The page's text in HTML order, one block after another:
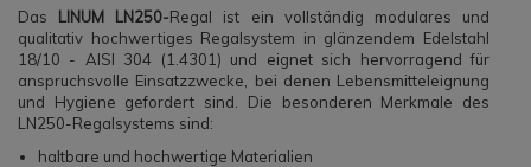
Das LINUM LN250-Regal ist ein vollständig modulares und
qualitativ hochwertiges Regalsystem in glänzendem Edelstahl
18/10 - AISI 304 (1.4301) und eignet sich hervorragend für
anspruchsvolle Einsatzzwecke, bei denen Lebensmitteleignung
und Hygiene gefordert sind. Die besonderen Merkmale des
LN250-Regalsystems sind:
haltbare und hochwertige Materialien